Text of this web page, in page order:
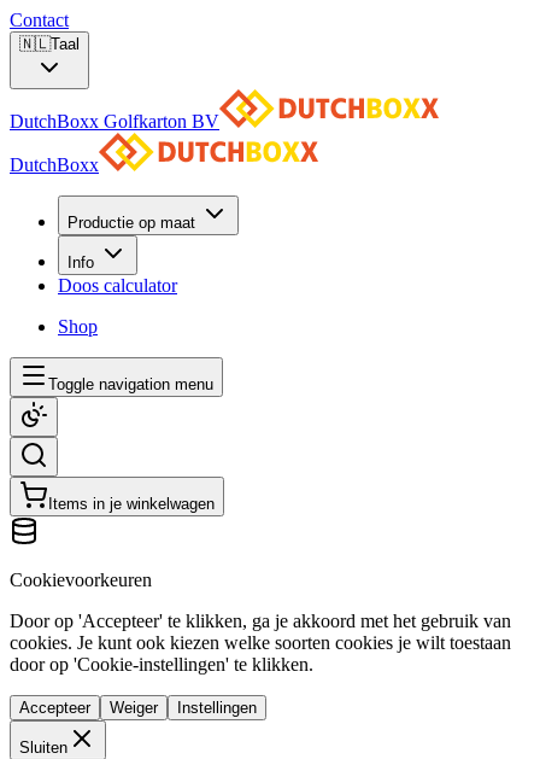
Contact
🇳🇱Taal
DutchBoxx Golfkarton BV
DutchBoxx
Productie op maat
Info
Doos calculator
Shop
Toggle navigation menu
Items in je winkelwagen
Cookievoorkeuren
Door op 'Accepteer' te klikken, ga je akkoord met het gebruik van
cookies. Je kunt ook kiezen welke soorten cookies je wilt toestaan
door op 'Cookie-instellingen' te klikken.
Accepteer Weiger Instellingen
Sluiten